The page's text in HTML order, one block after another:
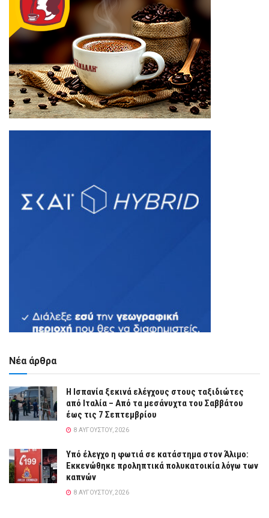
Νέα άρθρα
Η Ισπανία ξεκινά ελέγχους στους ταξιδιώτες
από Ιταλία – Από τα μεσάνυχτα του Σαββάτου
έως τις 7 Σεπτεμβρίου
8 ΑΥΓΟΎΣΤΟΥ, 2026
Yπό έλεγχο η φωτιά σε κατάστημα στον Άλιμο:
Εκκενώθηκε προληπτικά πολυκατοικία λόγω των
καπνών
8 ΑΥΓΟΎΣΤΟΥ, 2026